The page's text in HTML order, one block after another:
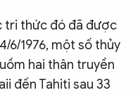
tri thức đó đã được
6/1976, một số thủy
hai thân truyền
đến Tahiti sau 33